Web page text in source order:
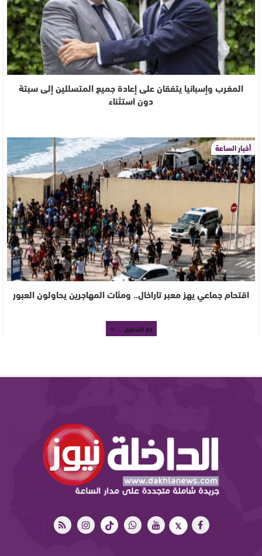
المغرب وإسبانيا يتفقان على إعادة جميع المتسللين إلى سبتة
دون استثناء
أخبار الساعة
اقتحام جماعي يهز معبر تاراخال.. ومئات المهاجرين يحاولون العبور
جار التحميل ...